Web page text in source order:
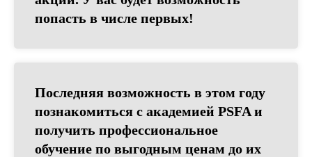
попасть в числе первых!
Последняя возможность в этом году
познакомиться с академией PSFA и
получить профессиональное
обучение по выгодным ценам до их